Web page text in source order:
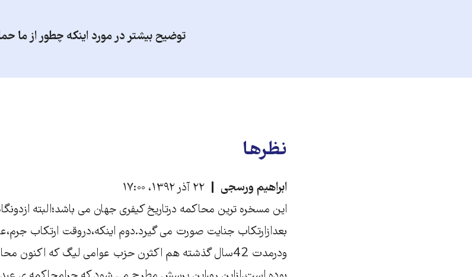
توضیح بیشتر در مورد اینکه چطور از ما
نظرها
ابراهیم ورسجی
۲۲ آذر ۱۳۹۲، ۱۷:۰۰
ودرمدت 42سال گذشته هم اکثرن حزب عوامی لیگ که اکنون